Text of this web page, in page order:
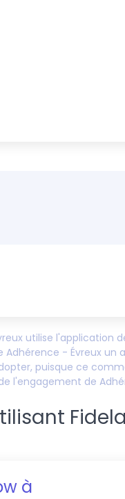
utilise l'application
Adhérence - Évreux un
puisque ce
l'engagement de
à